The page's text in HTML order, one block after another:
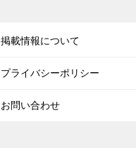
掲載情報について
プライバシーポリシー
お問い合わせ